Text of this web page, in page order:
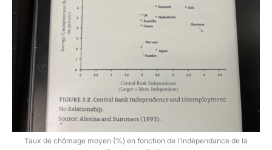
Taux de chômage moyen (%) en fonction de l’indépendance de la